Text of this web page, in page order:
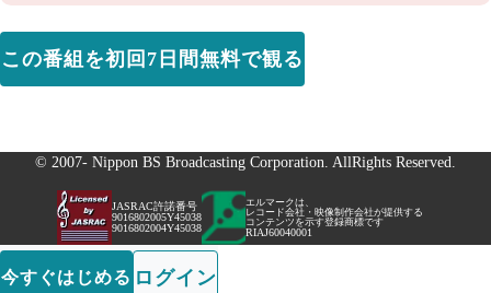
この番組を初回7日間無料で観る
© 2007- Nippon BS Broadcasting Corporation. AllRights Reserved.
JASRAC許諾番号
9016802005Y45038
9016802004Y45038
エルマークは、
レコード会社・映像制作会社が提供する
コンテンツを示す登録商標です
RIAJ60040001
今すぐはじめる ログイン